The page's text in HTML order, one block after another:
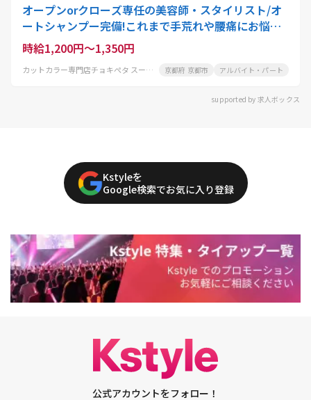
オープンorクローズ専任の美容師・スタイリスト/オ
ートシャンプー完備!これまで手荒れや腰痛にお悩み
の美容師さんにも大好評
時給1,200円～1,350円
カットカラー専門店チョキぺタ スーパーマツモト洛南店 京都府 京都市 アルバイト・パート
supported by 求人ボックス
Kstyleを
Google検索でお気に入り登録
公式アカウントをフォロー！